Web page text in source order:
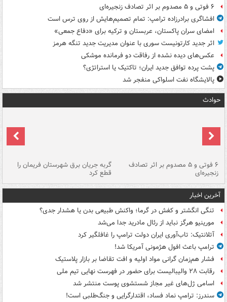
۶ فوتی و ۵ مصدوم بر اثر تصادف زنجیره‌ای
افشاگری برادرزاده ترامپ: تمام تصمیم‌هایش از روی ترس است
امضای سران پاکستان، عربستان و ترکیه برای «دفاع جمعی»
اثر جدید کارتونیست سوری با عنوان مدیریت جدید تنگه هرمز
عکس‌های دیده نشده از رفاقت دو فرمانده‌ موشکی
پشت پرده توافق جدید ایران؛ تاکتیک یا استراتژی؟
پالایشگاه نفت اسلواکی منفجر شد
حوادث
۶ فوتی و ۵ مصدوم بر اثر تصادف
زنجیره‌ای
گربه جریان برق شهرستان فریمان را
قطع کرد
آخرین اخبار
تنگی انگشتر و کفش در گرما؛ واکنش طبیعی بدن یا هشدار جدی؟
مورینیو هرگز نباید از رئال مادرید جدا می‌شد
آتلانتیک: تاب‌آوری ایران دولت ترامپ را غافلگیر کرد
ترامپ باعث افول هژمونی آمریکا شد!
فشار هم‌زمان گرانی مواد اولیه و افت تقاضا بر بازار پلاستیک
رقابت ۲۸ والیبالیست برای حضور در فهرست نهایی تیم ملی
اسامی ژل‌های غیر مجاز شستشوی پوست منتشر شد
سندرز: ترامپ نماد فساد، اقتدارگرایی و جنگ‌طلبی است!